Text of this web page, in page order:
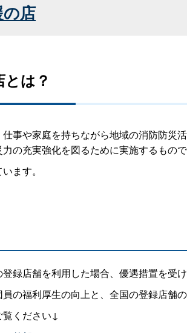
店
は？
事や家庭を持ちながら地域の消防防
の充実強化を図るために実施するもので
ます。
録店舗を利用した場合、優遇措置を受
の福利厚生の向上と、全国の登録店舗
ください↓